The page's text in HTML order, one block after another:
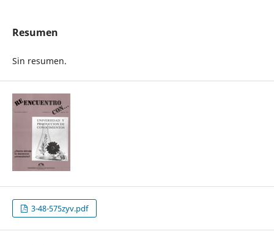
Resumen
Sin resumen.
3-48-575zyv.pdf